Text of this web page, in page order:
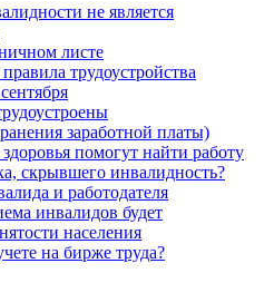
не является
листе
трудоустройства
заработной платы)
помогут найти работу
скрывшего инвалидность?
и работодателя
инвалидов будет
населения
на бирже труда?